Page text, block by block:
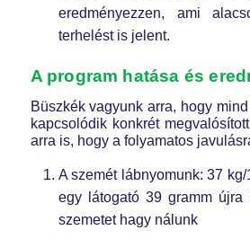
eredményezzen, ami
terhelést is jelent.
A program hatása és
Büszkék vagyunk arra, hogy
kapcsolódik konkrét
arra is, hogy a folyamatos
A szemét lábnyomunk: 37
egy látogató 39 gramm újra
szemetet hagy nálunk